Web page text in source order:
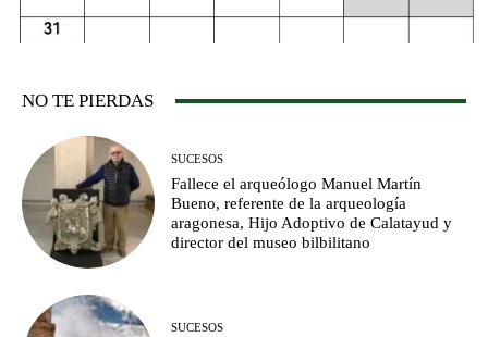
NO TE PIERDAS
SUCESOS
Fallece el arqueólogo Manuel Martín
Bueno, referente de la arqueología
aragonesa, Hijo Adoptivo de Calatayud y
director del museo bilbilitano
SUCESOS